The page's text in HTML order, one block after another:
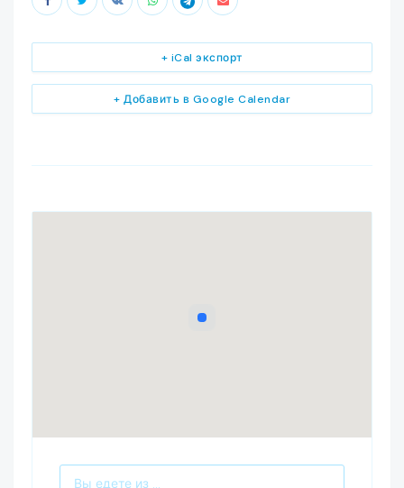
+ Добавить в Google Calendar
+ iCal экспорт